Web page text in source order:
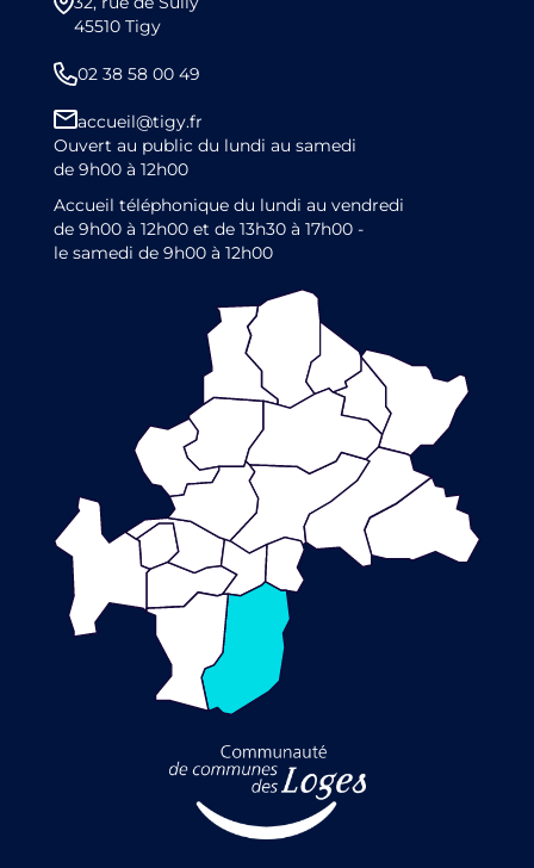
45510 Tigy
02 38 58 00 49
accueil@tigy.fr
Ouvert au public du lundi au samedi
de 9h00 à 12h00
Accueil téléphonique du lundi au vendredi
de 9h00 à 12h00 et de 13h30 à 17h00 -
le samedi de 9h00 à 12h00